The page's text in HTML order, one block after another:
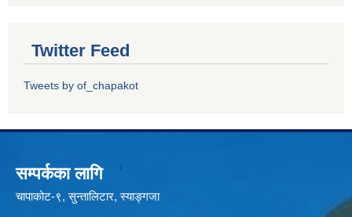
Twitter Feed
Tweets by of_chapakot
सम्पर्कका लागि
चापाकोट-९, सुन्तालिटार, स्याङ्गजा